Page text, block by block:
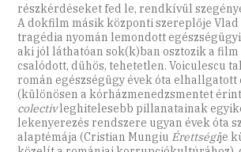
részkérdéseket fed le, rendkívül
A dokfilm másik központi szereplője Vlad
tragédia nyomán lemondott
aki jól láthatóan sok(k)ban osztozik a film
csalódott, dühös, tehetetlen. Voiculescu
román egészségügy évek óta elhallgatott
(különösen a kórházmenedzsmentet
colectivleghitelesebb pillanatainak
lekenyerezés rendszere ugyan évek óta
alaptémája (Cristian Mungiu Érettségije